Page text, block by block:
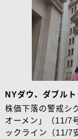
NYダウ、ダブル
株価下落の警戒シ
オーメン」（11/7
ックライン（11/7